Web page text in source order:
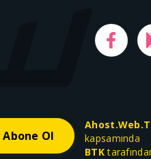
kapsamında
BTK